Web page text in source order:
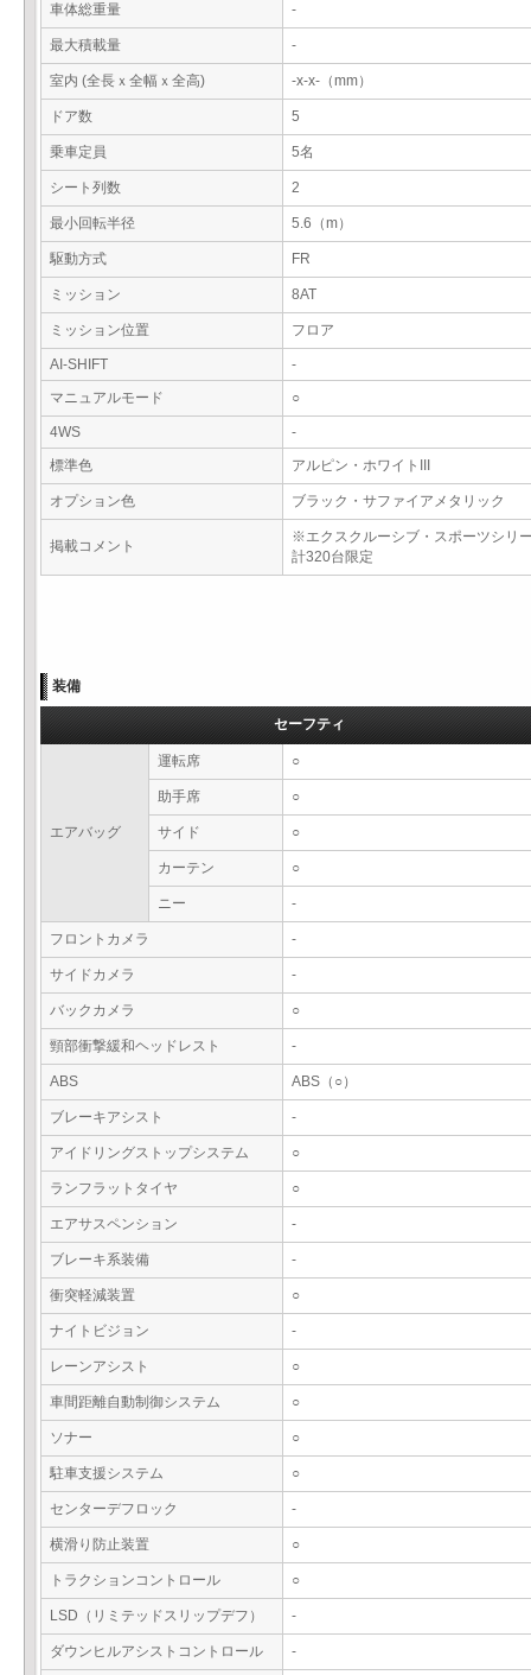
車体総重量 -
最大積載量 -
室内 (全長ｘ全幅ｘ全高) -x-x-（mm）
ドア数 5
乗車定員 5名
シート列数 2
最小回転半径 5.6（m）
駆動方式 FR
ミッション 8AT
ミッション位置 フロア
AI-SHIFT
-
マニュアルモード
○
4WS
-
標準色
アルピン・ホワイトIII
オプション色 ブラック・サファイアメタリック
掲載コメント
※エクスクルーシブ・スポーツシリ
計320台限定
装備
セーフティ
エアバッグ
運転席 ○
助手席 ○
サイド ○
カーテン ○
ニー -
フロントカメラ -
サイドカメラ -
バックカメラ ○
頸部衝撃緩和ヘッドレスト -
ABS ABS（○）
ブレーキアシスト -
アイドリングストップシステム ○
ランフラットタイヤ ○
エアサスペンション -
ブレーキ系装備 -
衝突軽減装置 ○
ナイトビジョン -
レーンアシスト ○
車間距離自動制御システム ○
ソナー ○
駐車支援システム ○
センターデフロック -
横滑り防止装置 ○
トラクションコントロール ○
LSD（リミテッドスリップデフ） -
ダウンヒルアシストコントロール -